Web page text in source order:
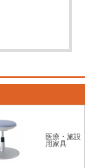
医療・施設
用家具